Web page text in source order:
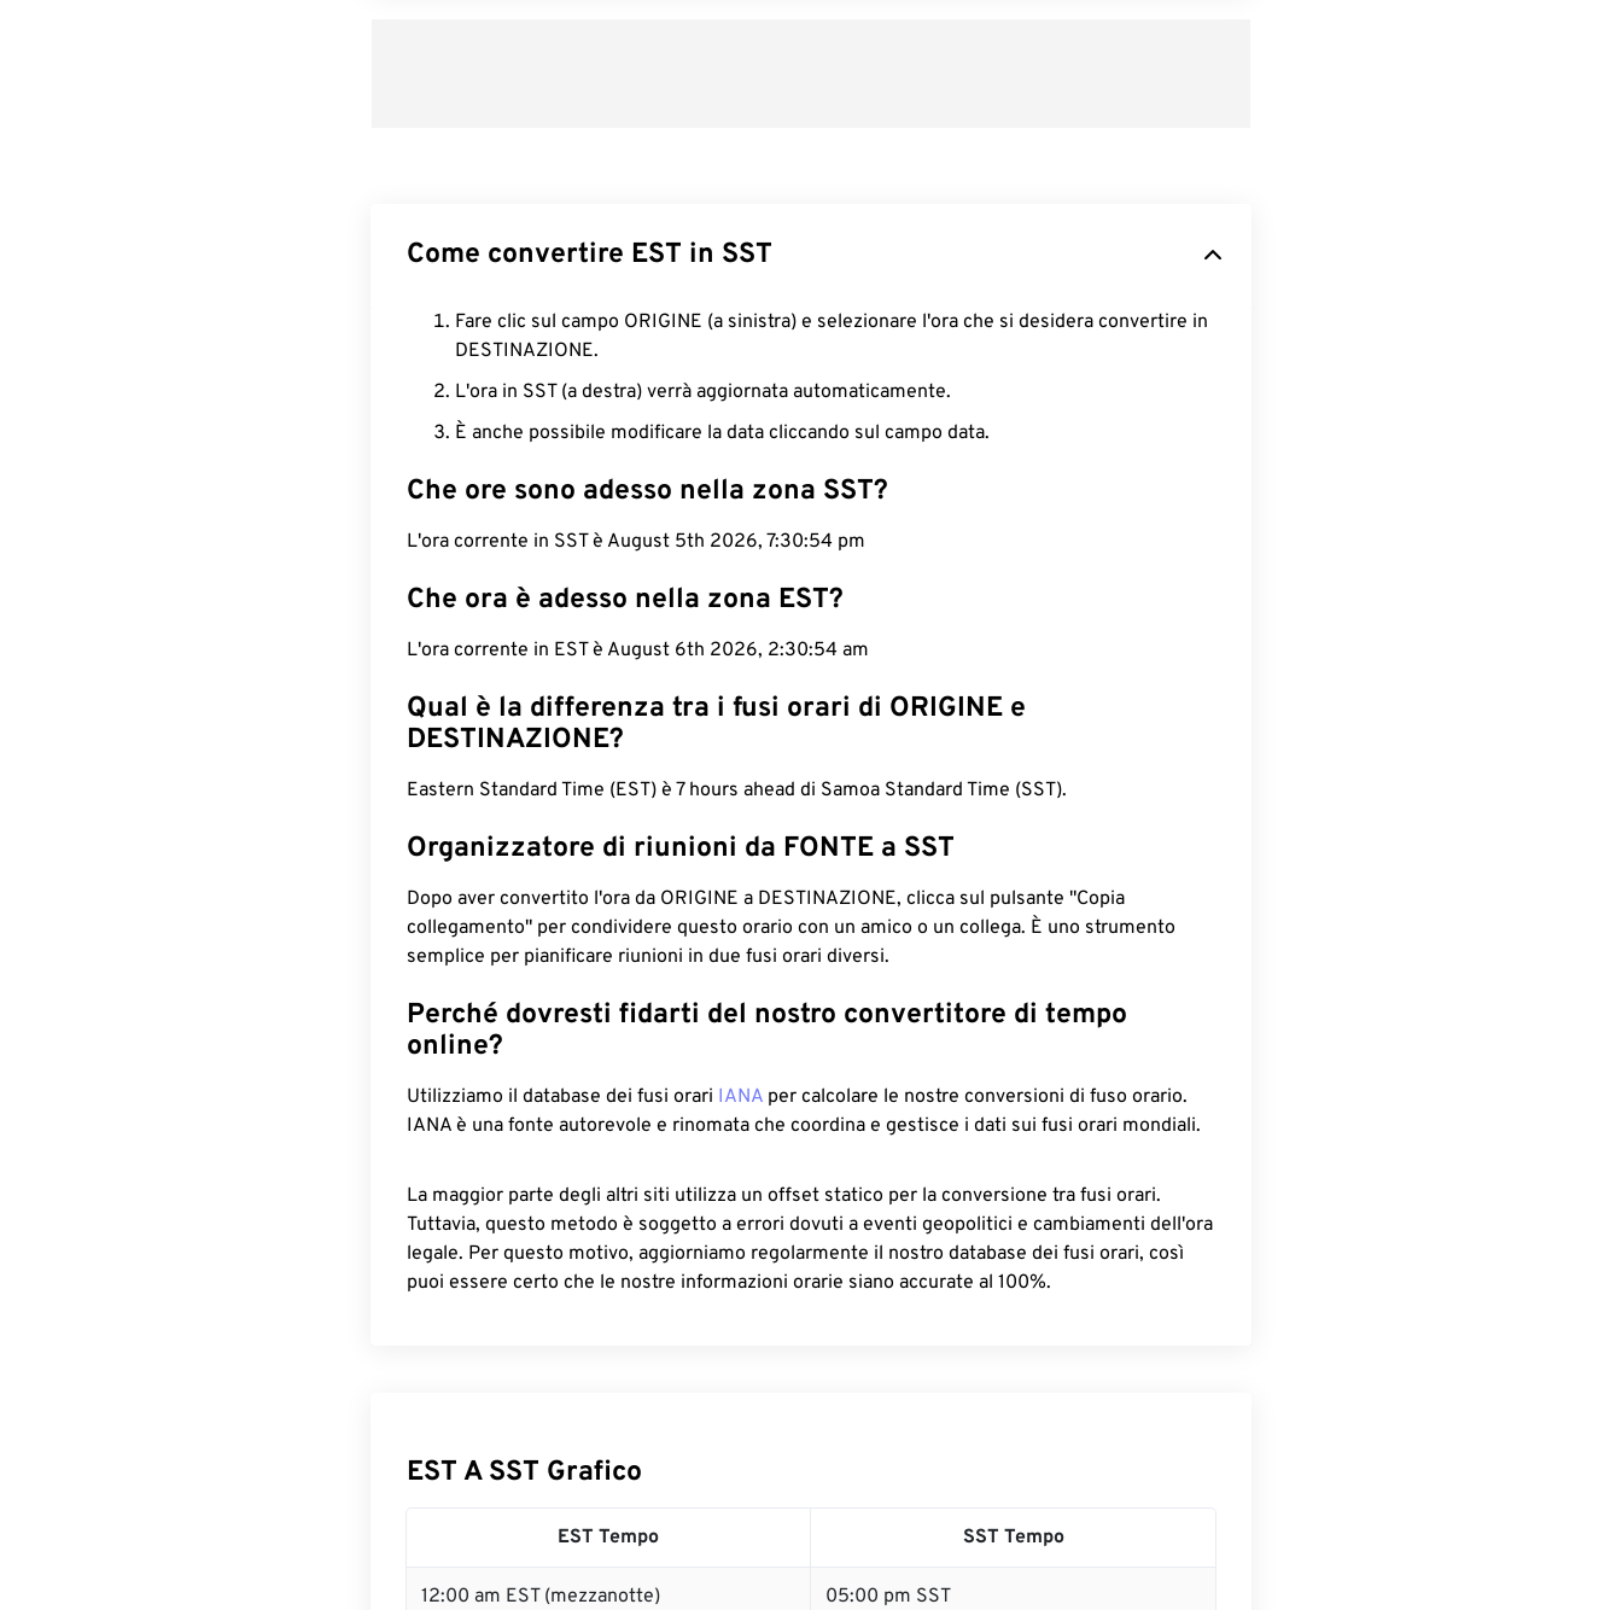
Come convertire EST in SST
Fare clic sul campo ORIGINE (a sinistra) e selezionare l'ora che si desidera convertire in
DESTINAZIONE.
L'ora in SST (a destra) verrà aggiornata automaticamente.
È anche possibile modificare la data cliccando sul campo data.
Che ore sono adesso nella zona SST?
L'ora corrente in SST è August 5th 2026, 7:30:55 pm
Che ora è adesso nella zona EST?
L'ora corrente in EST è August 6th 2026, 2:30:55 am
Qual è la differenza tra i fusi orari di ORIGINE e
DESTINAZIONE?
Eastern Standard Time (EST) è 7 hours ahead di Samoa Standard Time (SST).
Organizzatore di riunioni da FONTE a SST
Dopo aver convertito l'ora da ORIGINE a DESTINAZIONE, clicca sul pulsante "Copia
collegamento" per condividere questo orario con un amico o un collega. È uno strumento
semplice per pianificare riunioni in due fusi orari diversi.
Perché dovresti fidarti del nostro convertitore di tempo
online?
Utilizziamo il database dei fusi orari IANA per calcolare le nostre conversioni di fuso orario.
IANA è una fonte autorevole e rinomata che coordina e gestisce i dati sui fusi orari mondiali.
La maggior parte degli altri siti utilizza un offset statico per la conversione tra fusi orari.
Tuttavia, questo metodo è soggetto a errori dovuti a eventi geopolitici e cambiamenti dell'ora
legale. Per questo motivo, aggiorniamo regolarmente il nostro database dei fusi orari, così
puoi essere certo che le nostre informazioni orarie siano accurate al 100%.
EST A SST Grafico
EST Tempo SST Tempo
12:00 am EST (mezzanotte) 05:00 pm SST